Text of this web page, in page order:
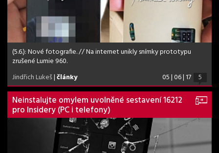
(5.6.): Nové fotografie. // Na internet unikly snímky prototypu
zrušené Lumie 960.
Jindřich Lukeš|články 05 | 06 | 17 5
Neinstalujte omylem uvolněné sestavení 16212
pro Insidery (PC i telefony)